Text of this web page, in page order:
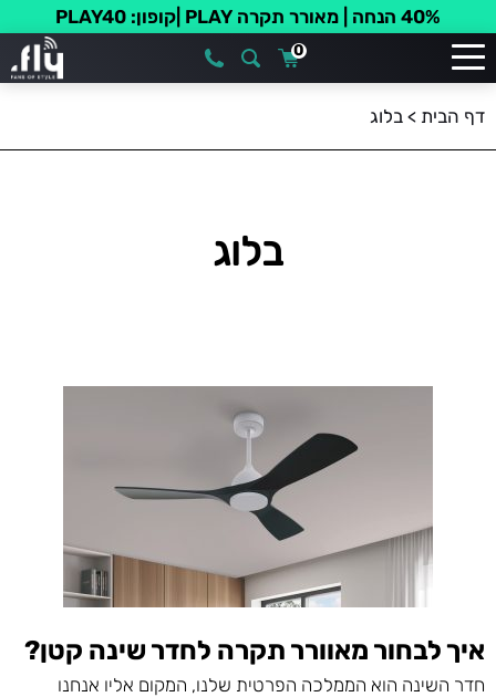
40% הנחה | מאורר תקרה PLAY |קופון: PLAY40
0
דף הבית > בלוג
בלוג
איך לבחור מאוורר תקרה לחדר שינה קטן?
חדר השינה הוא הממלכה הפרטית שלנו, המקום אליו אנחנו